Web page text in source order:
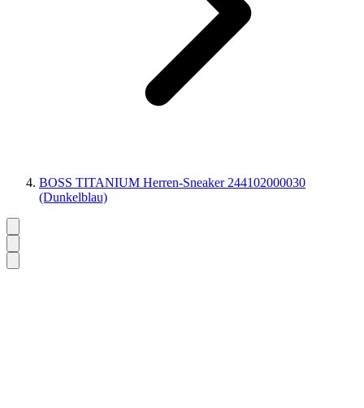
BOSS TITANIUM Herren-Sneaker 244102000030
(Dunkelblau)